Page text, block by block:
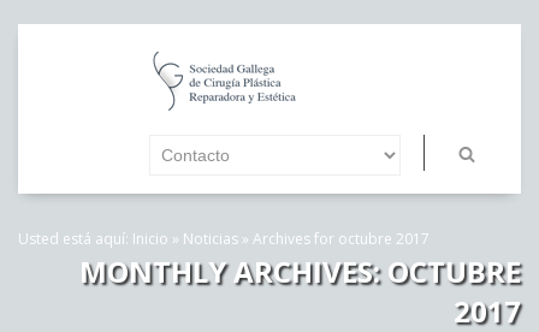
Usted está aquí: Inicio » Noticias » Archives for octubre 2017
MONTHLY ARCHIVES:OCTUBRE
2017